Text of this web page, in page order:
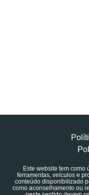
Este website tem como
ferramentas, veículos e
conteúdo disponibilizado
como aconselhamento ou